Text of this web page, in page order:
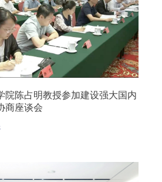
院陈占明教授参加建设强大国内
商座谈会